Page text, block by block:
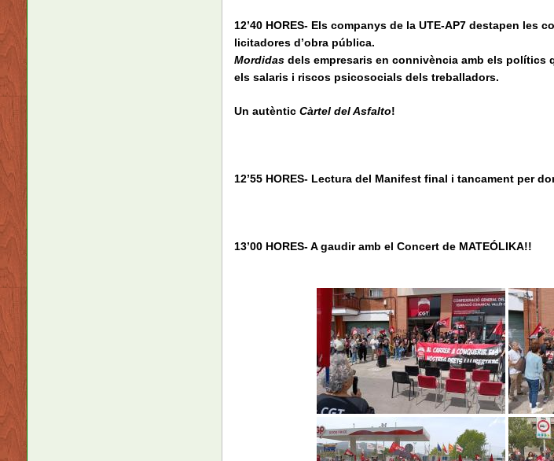
12’40 HORES- Els companys de la UTE-AP7 destapen les
licitadores d’obra pública.
Mordidas dels empresaris en connivència amb els polítics
els salaris i riscos psicosocials dels treballadors.
Un autèntic Càrtel del Asfalto!
12’55 HORES- Lectura del Manifest final i tancament per
13’00 HORES- A gaudir amb el Concert de MATEÓLIKA!!